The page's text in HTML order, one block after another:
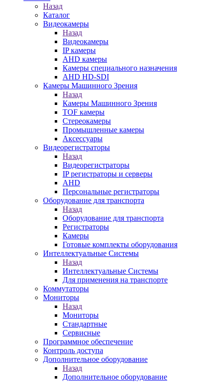
Назад
Каталог
Видеокамеры
Назад
Видеокамеры
IP камеры
AHD камеры
Камеры специального назначения
AHD HD-SDI
Камеры Машинного Зрения
Назад
Камеры Машинного Зрения
TOF камеры
Стереокамеры
Промышленные камеры
Аксессуары
Видеорегистраторы
Назад
Видеорегистраторы
IP регистраторы и серверы
AHD
Персональные регистраторы
Оборудование для транспорта
Назад
Оборудование для транспорта
Регистраторы
Камеры
Готовые комплекты оборудования
Интеллектуальные Системы
Назад
Интеллектуальные Системы
Для применения на транспорте
Коммутаторы
Мониторы
Назад
Мониторы
Стандартные
Сервисные
Программное обеспечение
Контроль доступа
Дополнительное оборудование
Назад
Дополнительное оборудование